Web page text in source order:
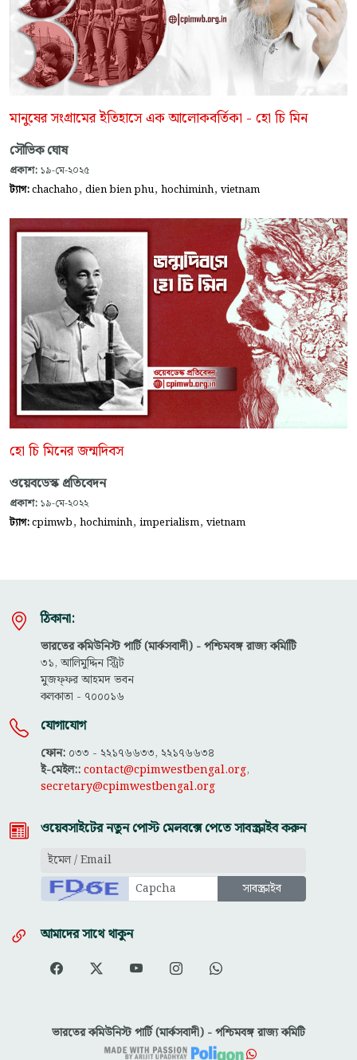
মানুষের সংগ্রামের ইতিহাসে এক আলোকবর্তিকা - হো চি মিন
সৌভিক ঘোষ
প্রকাশ: ১৯-মে-২০২৫
ট্যাগ:chachaho, dien bien phu, hochiminh, vietnam
হো চি মিনের জন্মদিবস
ওয়েবডেস্ক প্রতিবেদন
প্রকাশ: ১৯-মে-২০২২
ট্যাগ:cpimwb, hochiminh, imperialism, vietnam
ঠিকানা:
ভারতের কমিউনিস্ট পার্টি (মার্কসবাদী) - পশ্চিমবঙ্গ রাজ্য কমিটিি
৩১, আলিমুদ্দিন স্ট্রিট
মুজফ্ফ‌র আহমদ ভবন
কলকাতা - ৭০০০১৬
যোগাযোগ
ফোন: ০৩৩ - ২২১৭৬৬৩৩, ২২১৭৬৬৩৪
ই-মেইল::contact@cpimwestbengal.org,
secretary@cpimwestbengal.org
ওয়েবসাইটের নতুন পোস্ট মেলবক্সে পেতে সাবস্ক্রাইব করুন
আমাদের সাথে থাকুন
ভারতের কমিউনিস্ট পার্টি (মার্কসবাদী) - পশ্চিমবঙ্গ রাজ্য কমিটি